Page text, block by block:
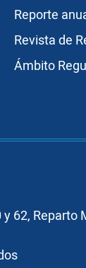
Reporte
Revista de
Ámbito
62, Reparto